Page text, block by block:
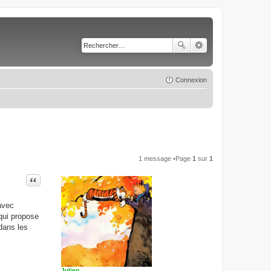
Connexion
1 message •Page 1 sur 1
Citer
propose
les